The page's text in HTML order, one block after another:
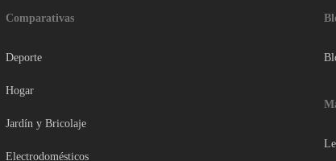
Comparativas
Deporte
Hogar
Jardín y Bricolaje
Electrodomésticos